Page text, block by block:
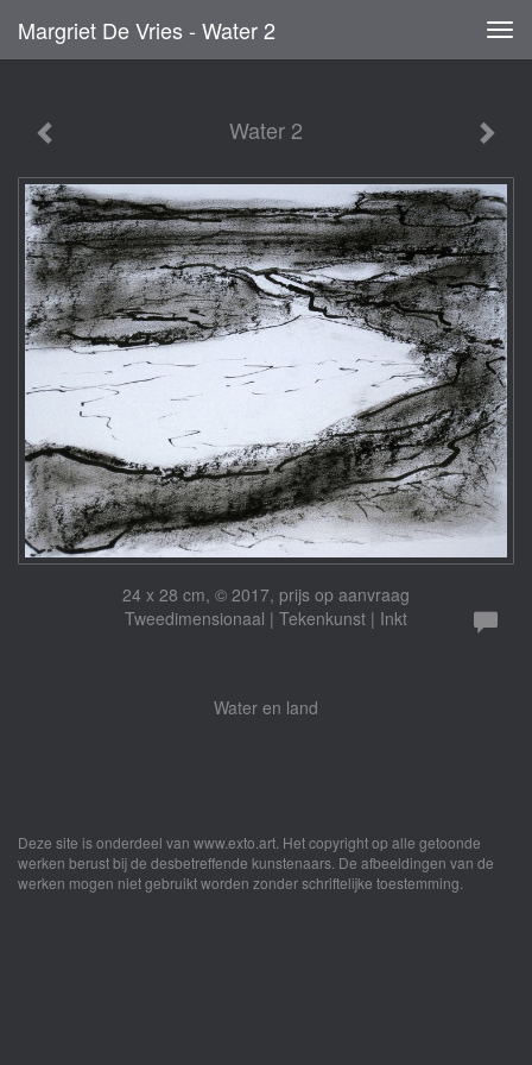
Margriet De Vries - Water 2
Water 2
24 x 28 cm, © 2017, prijs op aanvraag
Tweedimensionaal | Tekenkunst | Inkt
Water en land
Deze site is onderdeel van www.exto.art . Het copyright op alle getoonde
werken berust bij de desbetreffende kunstenaars. De afbeeldingen van de
werken mogen niet gebruikt worden zonder schriftelijke toestemming.